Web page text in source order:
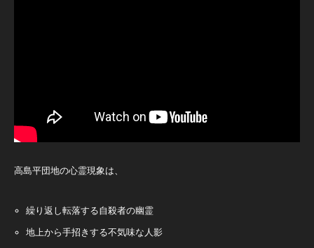
高島平団地の心霊現象は、
繰り返し転落する自殺者の幽霊
地上から手招きする不気味な人影